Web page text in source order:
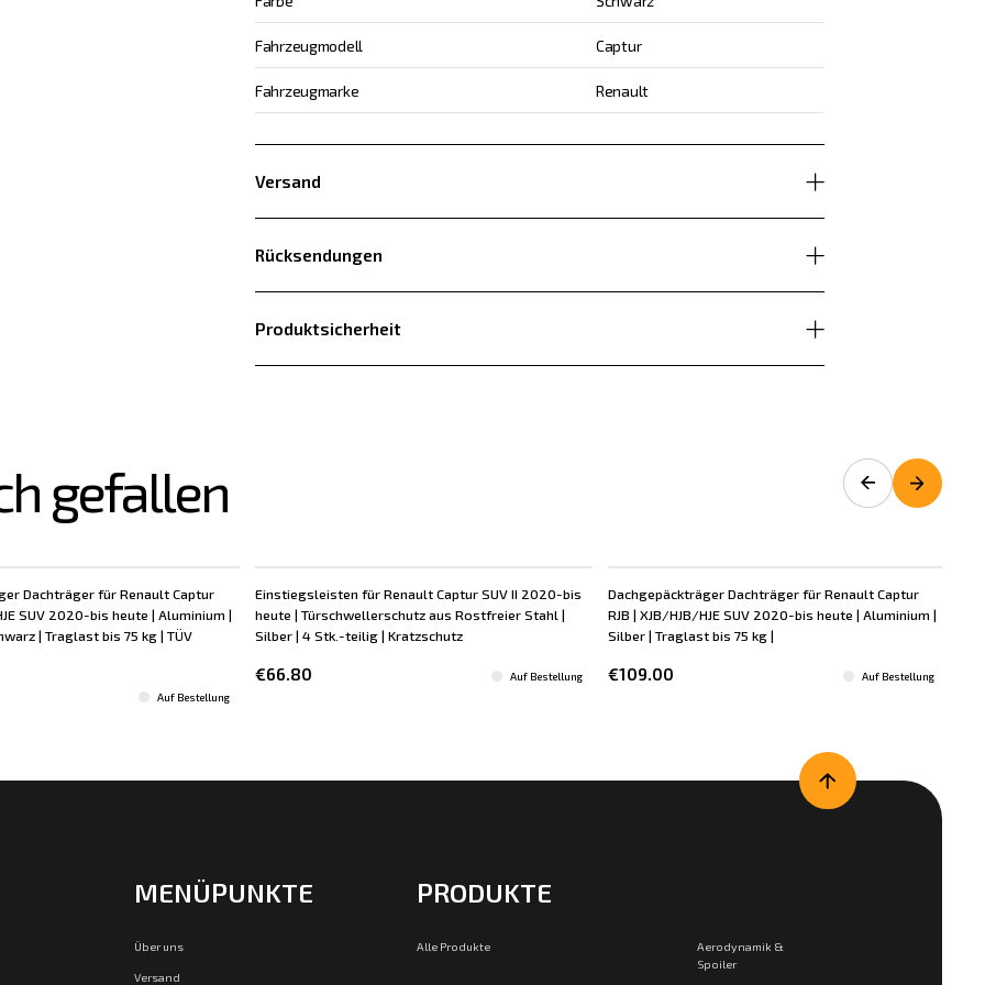
Fahrzeugmodell Captur
Fahrzeugmarke Renault
Versand
Rücksendungen
Produktsicherheit
gefallen
Dachträger für Renault Captur
SUV 2020-bis heute | Aluminium |
| Traglast bis 75 kg | TÜV
Auf Bestellung
Einstiegsleisten für Renault Captur SUV II 2020-bis
heute | Türschwellerschutz aus Rostfreier Stahl |
Silber | 4 Stk.-teilig | Kratzschutz
€66.80 Auf Bestellung
Dachgepäckträger Dachträger für Renault Captur
RJB | XJB/HJB/HJE SUV 2020-bis heute | Aluminium |
Silber | Traglast bis 75 kg |
€109.00 Auf Bestellung
MENÜPUNKTE
Über uns
Versand
PRODUKTE
Alle Produkte
Aerodynamik &
Spoiler